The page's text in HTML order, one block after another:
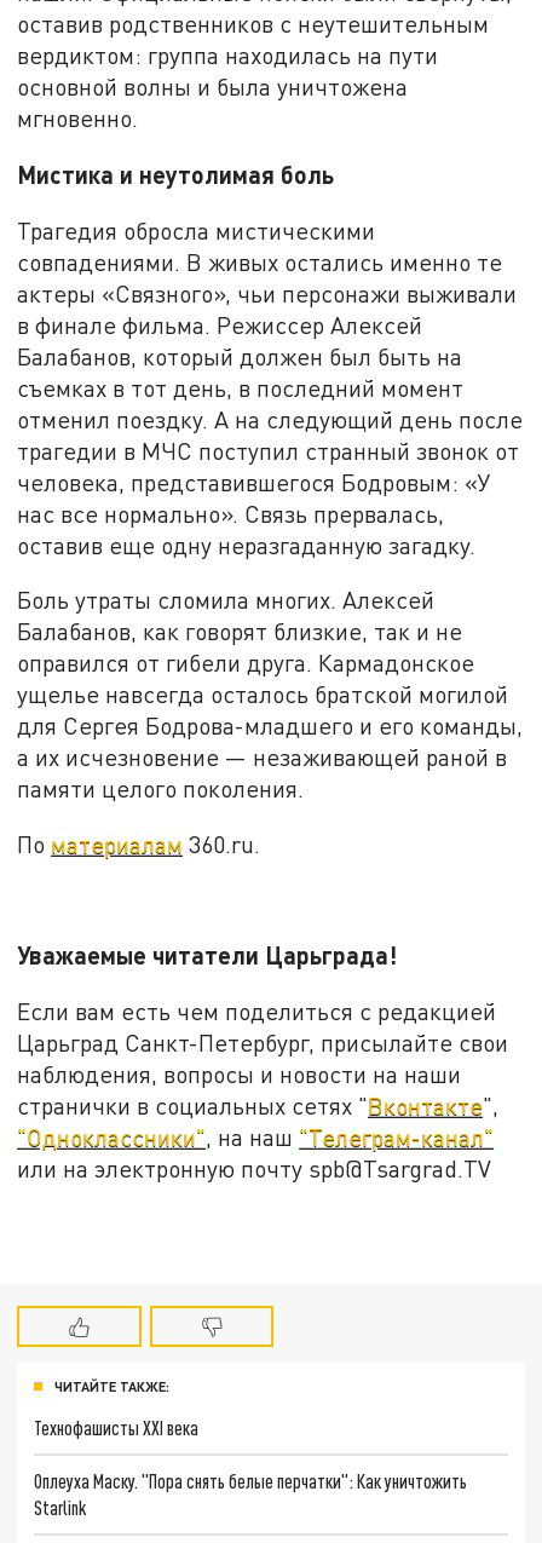
оставив родственников с неутешительным
вердиктом: группа находилась на пути
основной волны и была уничтожена
мгновенно.
Мистика и неутолимая боль
Трагедия обросла мистическими
совпадениями. В живых остались именно те
актеры «Связного», чьи персонажи выживали
в финале фильма. Режиссер Алексей
Балабанов, который должен был быть на
съемках в тот день, в последний момент
отменил поездку. А на следующий день после
трагедии в МЧС поступил странный звонок от
человека, представившегося Бодровым: «У
нас все нормально». Связь прервалась,
оставив еще одну неразгаданную загадку.
Боль утраты сломила многих. Алексей
Балабанов, как говорят близкие, так и не
оправился от гибели друга. Кармадонское
ущелье навсегда осталось братской могилой
для Сергея Бодрова-младшего и его команды,
а их исчезновение — незаживающей раной в
памяти целого поколения.
По материалам 360.ru.
Уважаемые читатели Царьграда!
Если вам есть чем поделиться с редакцией
Царьград Санкт-Петербург, присылайте свои
наблюдения, вопросы и новости на наши
странички в социальных сетях "Вконтакте",
"Одноклассники", на наш "Телеграм-канал"
или на электронную почту spb@Tsargrad.TV
ЧИТАЙТЕ ТАКЖЕ:
Технофашисты XXI века
Оплеуха Маску. "Пора снять белые перчатки": Как уничтожить
Starlink